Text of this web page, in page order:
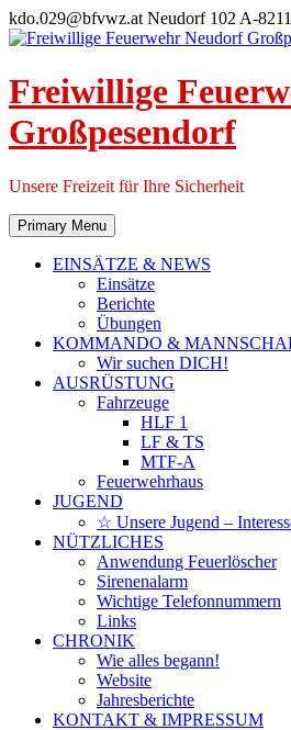
Skip
to
kdo.029@bfvwz.at Neudorf 102 A-
Freiwillige
Großpesendorf
Unsere Freizeit für Ihre Sicherheit
Primary Menu
EINSÄTZE & NEWS
Einsätze
Berichte
Übungen
KOMMANDO &
Wir suchen DICH!
AUSRÜSTUNG
Fahrzeuge
HLF 1
LF & TS
MTF-A
Feuerwehrhaus
JUGEND
☆ Unsere Jugend –
NÜTZLICHES
Anwendung Feuerlöscher
Sirenenalarm
Wichtige Telefonnummern
Links
CHRONIK
Wie alles begann!
Website
Jahresberichte
KONTAKT & IMPRESSUM